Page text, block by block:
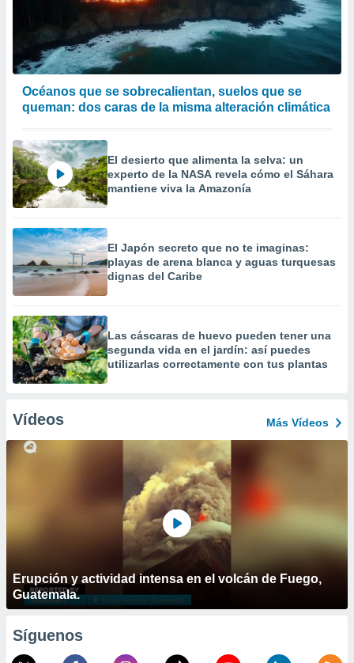
Océanos que se sobrecalientan, suelos que se
queman: dos caras de la misma alteración climática
El desierto que alimenta la selva: un
experto de la NASA revela cómo el Sáhara
mantiene viva la Amazonía
El Japón secreto que no te imaginas:
playas de arena blanca y aguas turquesas
dignas del Caribe
Las cáscaras de huevo pueden tener una
segunda vida en el jardín: así puedes
utilizarlas correctamente con tus plantas
Vídeos Más Vídeos
Erupción y actividad intensa en el volcán de Fuego,
Guatemala.
Síguenos